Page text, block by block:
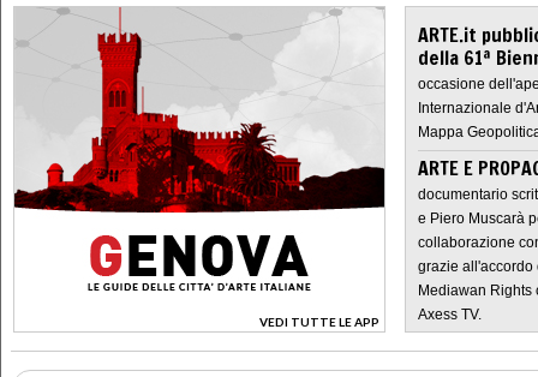
VEDI TUTTE LE APP
>
ARTE.it
della 61ª
occasione
Internazionale
Mappa
ARTE E
documentario
e Piero Muscarà
collaborazione
grazie all'accordo
Mediawan Rights
Axess TV.